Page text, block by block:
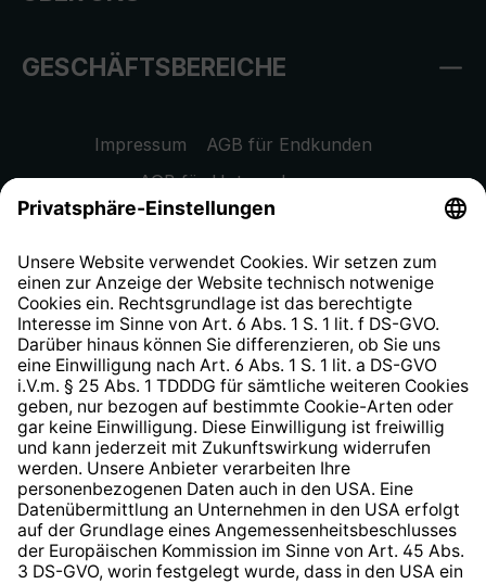
GESCHÄFTSBEREICHE
Impressum
AGB für Endkunden
AGB für Unternehmen
Datenschutzhinweis
Widerrufsrecht
Hinweisgeberschutzsystem
Barrierefreiheit